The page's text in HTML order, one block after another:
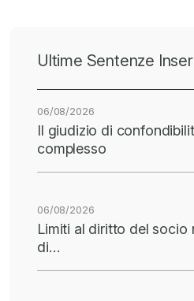
Ultime Sentenze
06/08/2026
Il giudizio di
complesso
06/08/2026
Limiti al diritto del socio
di…